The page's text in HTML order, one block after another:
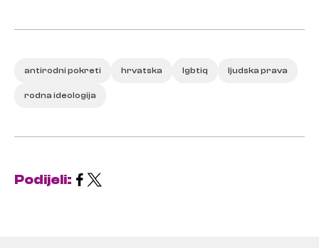
antirodni pokreti hrvatska lgbtiq ljudska prava
rodna ideologija
Podijeli: